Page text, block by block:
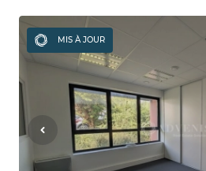
MIS À JOUR